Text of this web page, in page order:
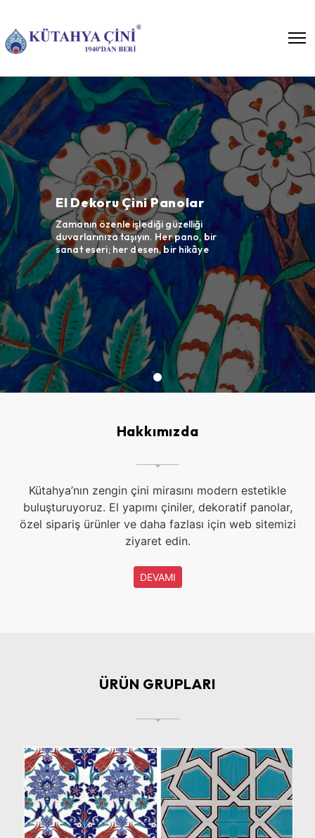
Bar Önü Seramikleri
Cafe, restaurant ve otel
projelerinizde çininin göz alıcı
çalışmalar
Hakkımızda
Kütahya’nın zengin çini mirasını modern estetikle
buluşturuyoruz. El yapımı çiniler, dekoratif panolar,
özel sipariş ürünler ve daha fazlası için web sitemizi
ziyaret edin.
DEVAMI
ÜRÜN GRUPLARI